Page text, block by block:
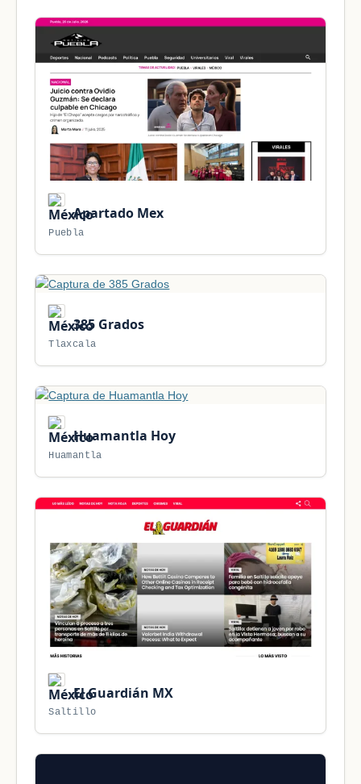
Apartado Mex
Puebla
385 Grados
Tlaxcala
Huamantla Hoy
Huamantla
El Guardián MX
Saltillo